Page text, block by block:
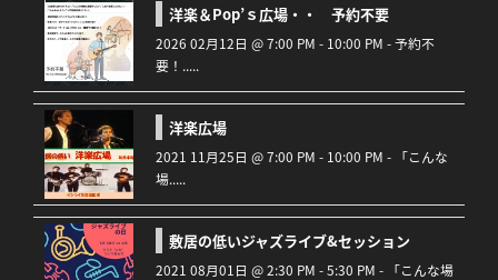
洋楽＆Pop’ｓ広場・・ 予約不要
2026 02月12日 @ 7:00 PM - 10:00 PM - 予約不
要！.....
洋楽広場
2021 11月25日 @ 7:00 PM - 10:00 PM - 「こんな
場.....
敷居の低いジャズライブ&セッション
2021 08月01日 @ 2:30 PM - 5:30 PM - 「こんな場